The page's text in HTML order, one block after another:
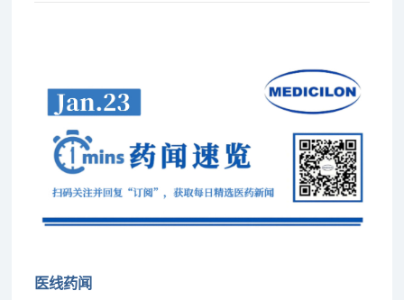
医线药闻